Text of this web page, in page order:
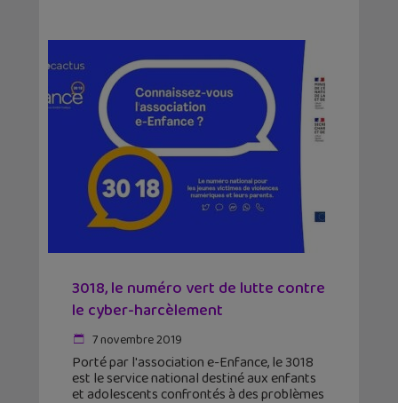
3018, le numéro vert de lutte contre
le cyber-harcèlement
7 novembre 2019
Porté par l'association e-Enfance, le 3018
est le service national destiné aux enfants
et adolescents confrontés à des problèmes